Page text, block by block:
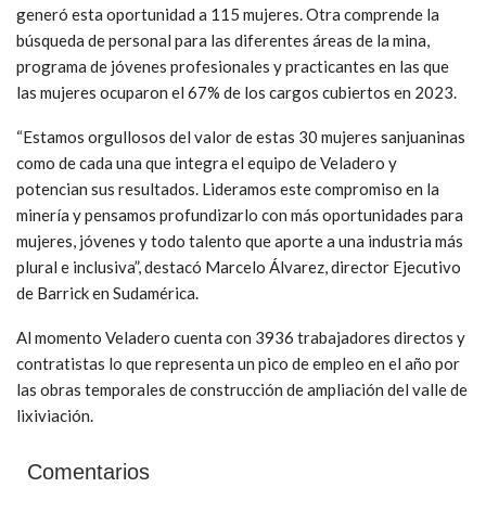
generó esta oportunidad a 115 mujeres. Otra comprende la
búsqueda de personal para las diferentes áreas de la mina,
programa de jóvenes profesionales y practicantes en las que
las mujeres ocuparon el 67% de los cargos cubiertos en 2023.
“Estamos orgullosos del valor de estas 30 mujeres sanjuaninas
como de cada una que integra el equipo de Veladero y
potencian sus resultados. Lideramos este compromiso en la
minería y pensamos profundizarlo con más oportunidades para
mujeres, jóvenes y todo talento que aporte a una industria más
plural e inclusiva”, destacó Marcelo Álvarez, director Ejecutivo
de Barrick en Sudamérica.
Al momento Veladero cuenta con 3936 trabajadores directos y
contratistas lo que representa un pico de empleo en el año por
las obras temporales de construcción de ampliación del valle de
lixiviación.
Comentarios